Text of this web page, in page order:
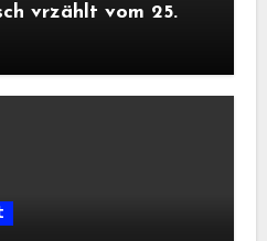
vrzählt vom 25.